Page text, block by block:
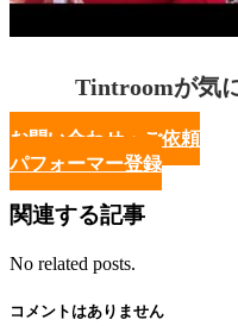
Tintroomが気
お問い合わせ・ご依頼
パフォーマー登録
関連する記事
No related posts.
コメントはありません